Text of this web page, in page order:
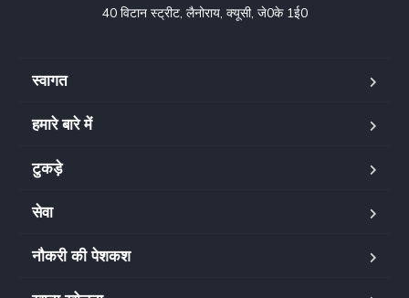
40 विटान स्ट्रीट, लैनोराय, क्यूसी, जे0के 1ई0
स्वागत
हमारे बारे में
टुकड़े
सेवा
नौकरी की पेशकश